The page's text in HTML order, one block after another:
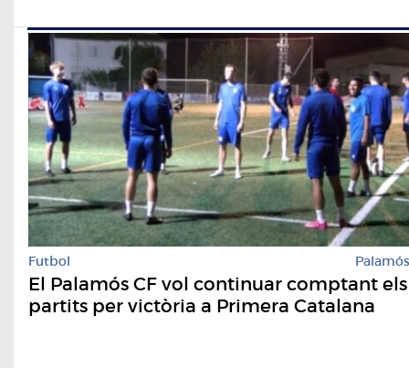
Futbol Palamós
El Palamós CF vol continuar comptant els
partits per victòria a Primera Catalana